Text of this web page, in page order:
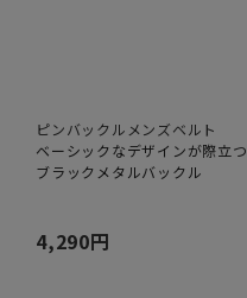
ピンバックルメンズベルト
ベーシックなデザインが際立つ
ブラックメタルバックル
4,290円